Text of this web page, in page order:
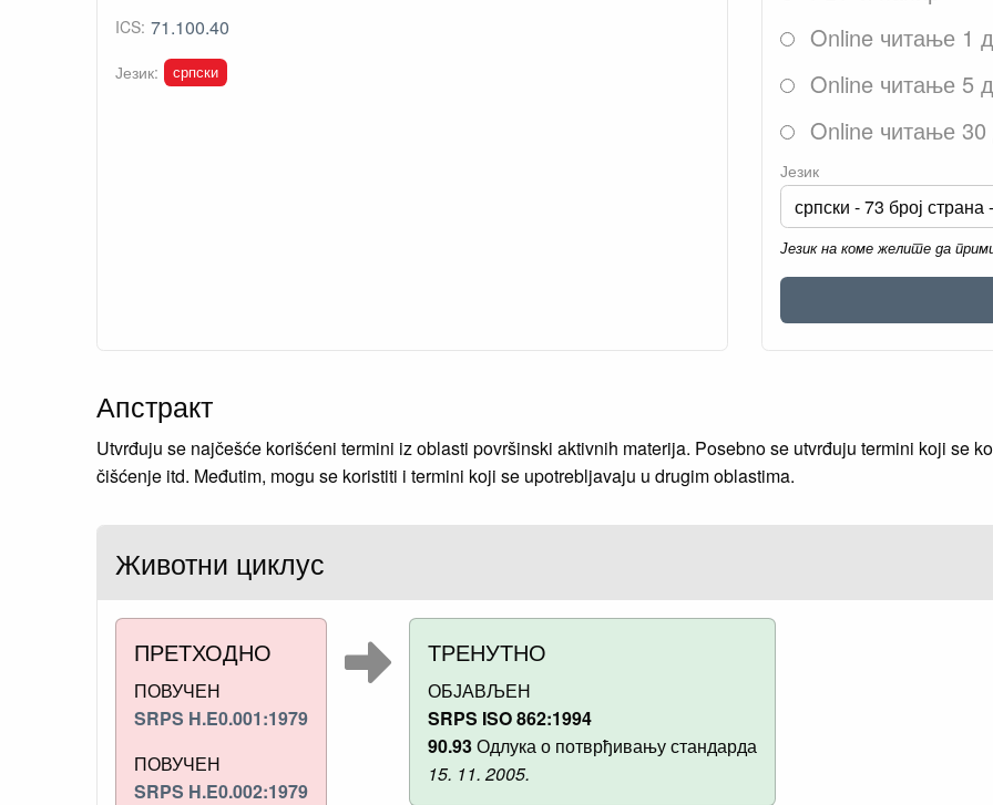
ICS: 71.100.40
Језик: српски
Online читање 1
Online читање 5
Online читање
Језик
Језик на коме желите да
Апстракт
Utvrđuju se najčešće korišćeni termini iz oblasti površinski aktivnih materija. Posebno se utvrđuju termini koji se
čišćenje itd. Međutim, mogu se koristiti i termini koji se upotrebljavaju u drugim oblastima.
Животни циклус
ПРЕТХОДНО
ПОВУЧЕН
SRPS H.E0.001:1979
ПОВУЧЕН
SRPS H.E0.002:1979
ТРЕНУТНО
ОБЈАВЉЕН
SRPS ISO 862:1994
90.93Одлука о потврђивању стандарда
15. 11. 2005.